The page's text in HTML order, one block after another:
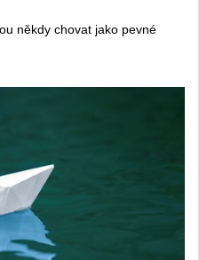
někdy chovat jako pevné